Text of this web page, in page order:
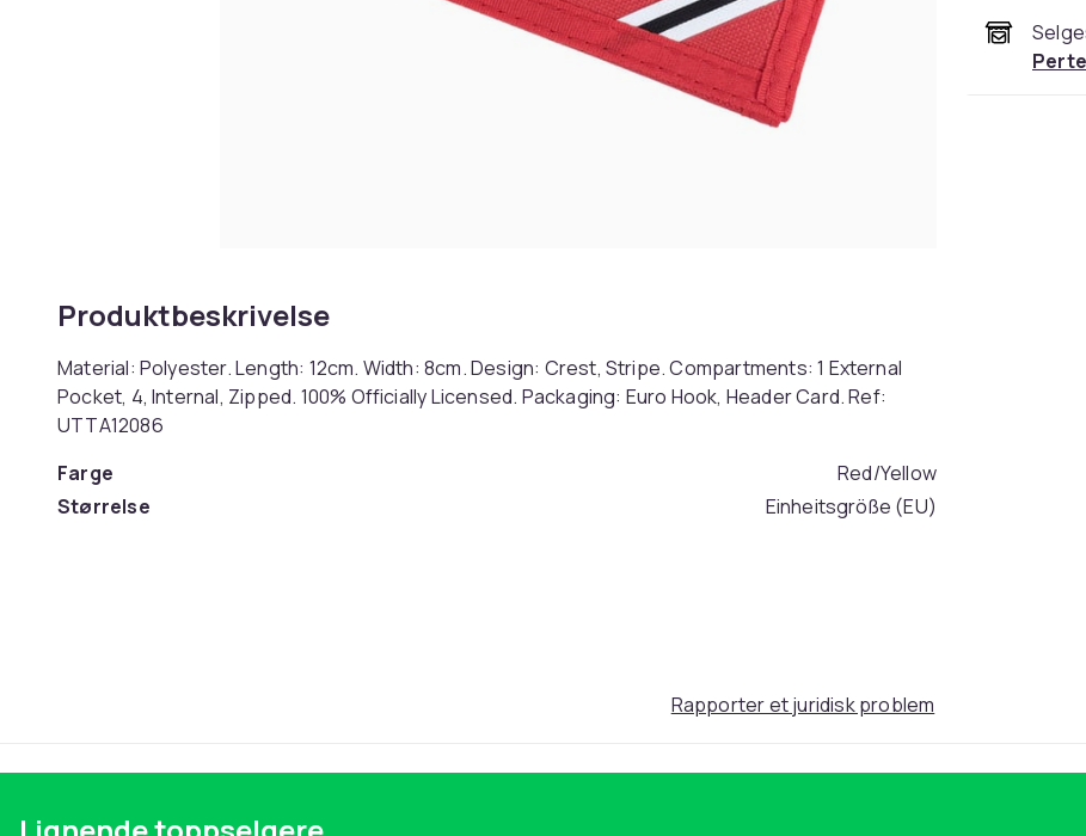
Produktbeskrivelse
Material: Polyester. Length: 12cm. Width: 8cm. Design: Crest, Stripe. Compartments: 1 External
Pocket, 4, Internal, Zipped. 100% Officially Licensed. Packaging: Euro Hook, Header Card. Ref:
UTTA12086
Farge
Red/Yellow
Størrelse
Einheitsgröße (EU)
Rapporter et juridisk problem